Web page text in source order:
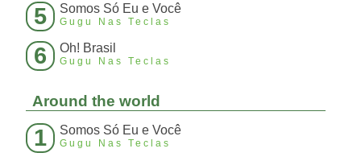
5 Somos Só Eu e Você
Gugu Nas Teclas
6 Oh! Brasil
Gugu Nas Teclas
Around the world
1 Somos Só Eu e Você
Gugu Nas Teclas